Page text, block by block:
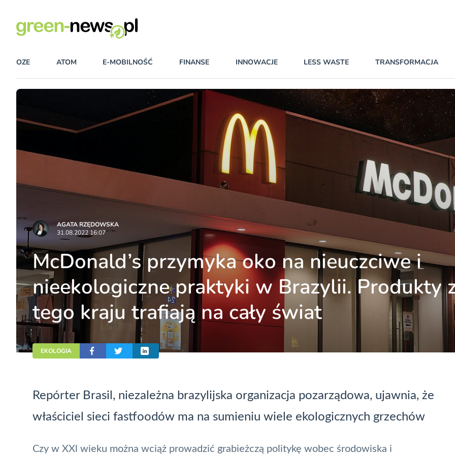
OZE ATOM E-MOBILNOŚĆ FINANSE INNOWACJE LESS WASTE TRANSFORMACJA
AGATA RZĘDOWSKA
31.08.2022 16:07
McDonald’s przymyka oko na nieuczciwe i
nieekologiczne praktyki w Brazylii. Produkty
tego kraju trafiają na cały świat
EKOLOGIA
Repórter Brasil, niezależna brazylijska organizacja pozarządowa, ujawnia, że
właściciel sieci fastfoodów ma na sumieniu wiele ekologicznych grzechów
Czy w XXl wieku można wciąż prowadzić grabieżczą politykę wobec środowiska i